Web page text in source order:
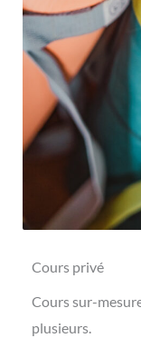
Cours privé
Cours sur-
plusieurs.